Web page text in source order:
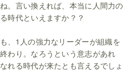
。言い換えれば、本当に人間力の
時代といえますか？？
、1人の強力なリーダーが組織を
わり。なろうという意志があれ
れる時代が来たとも言えるでしょ